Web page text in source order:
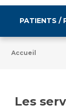
PATIENTS /
Emploi /
Accueil
Les